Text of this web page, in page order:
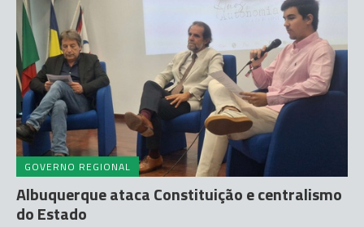
GOVERNO REGIONAL
Albuquerque ataca Constituição e centralismo
do Estado